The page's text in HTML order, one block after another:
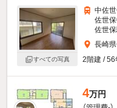
すべての写真
中佐
佐世
佐世
長崎
2階建 / 56
4万円